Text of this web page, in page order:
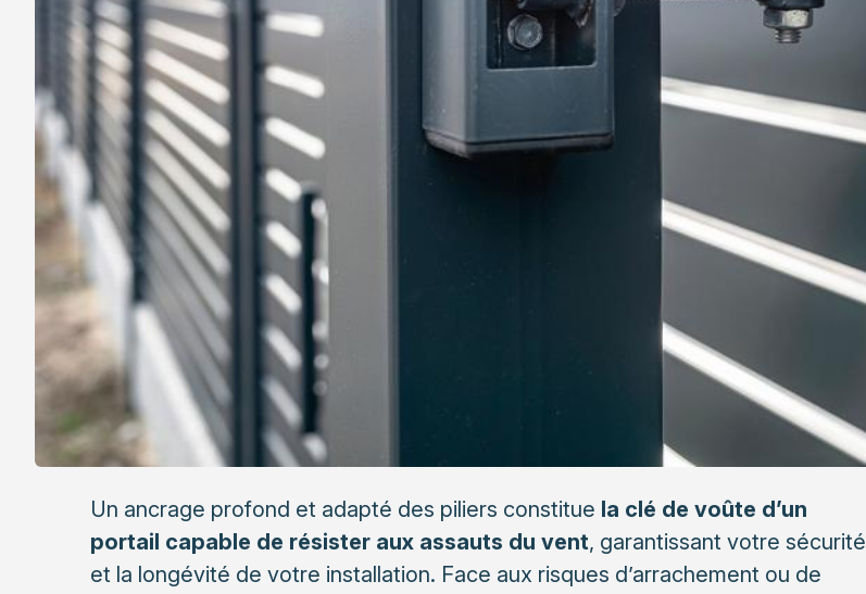
Un ancrage profond et adapté des piliers constitue la clé de voûte d’un
portail capable de résister aux assauts du vent, garantissant votre sécurité
et la longévité de votre installation. Face aux risques d’arrachement ou de